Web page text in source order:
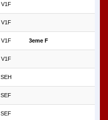
V1F
V1F
V1F 3eme F
V1F
SEH
SEF
SEF